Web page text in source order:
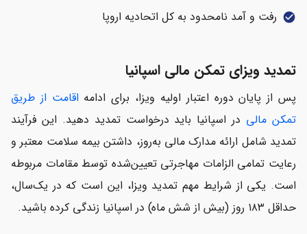
check_circle رفت و آمد نامحدود به کل اتحادیه اروپا
تمدید ویزای تمکن مالی اسپانیا
پس از پایان دوره اعتبار اولیه ویزا، برای ادامهاقامت از طریق
تمکن مالی در اسپانیا باید درخواست تمدید دهید. این فرآیند
تمدید شامل ارائه مدارک مالی به‌روز، داشتن بیمه سلامت معتبر و
رعایت تمامی الزامات مهاجرتی تعیین‌شده توسط مقامات مربوطه
است. یکی از شرایط مهم تمدید ویزا، این است که در یک‌سال،
حداقل ۱۸۳ روز (بیش از شش ماه) در اسپانیا زندگی کرده باشید.